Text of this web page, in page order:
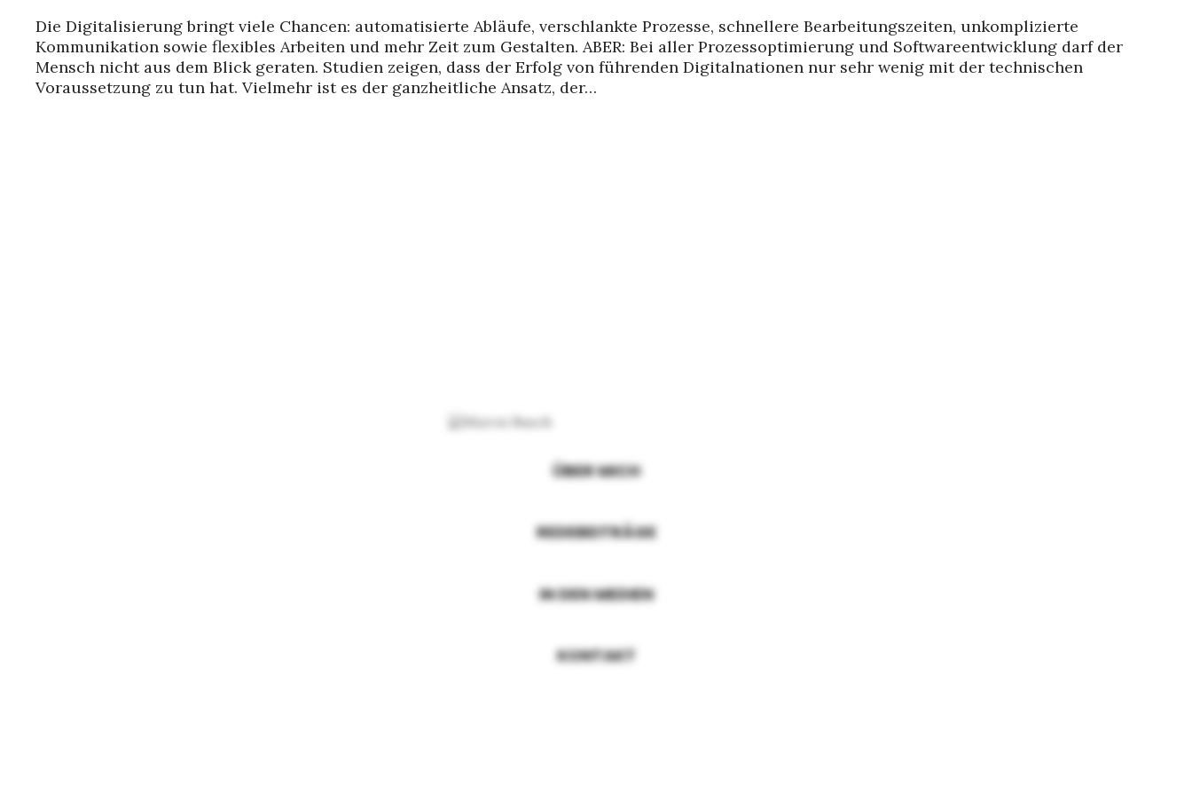
ÜBER MICH
REDEBEITRÄGE
IN DEN MEDIEN
KONTAKT
Die Digitalisierung bringt viele Chancen: automatisierte Abläufe, verschlankte Prozesse, schnellere Bearbeitungszeiten, unkomplizierte
Kommunikation sowie flexibles Arbeiten und mehr Zeit zum Gestalten. ABER: Bei aller Prozessoptimierung und Softwareentwicklung darf der
Mensch nicht aus dem Blick geraten. Studien zeigen, dass der Erfolg von führenden Digitalnationen nur sehr wenig mit der technischen
Voraussetzung zu tun hat. Vielmehr ist es der ganzheitliche Ansatz, der…